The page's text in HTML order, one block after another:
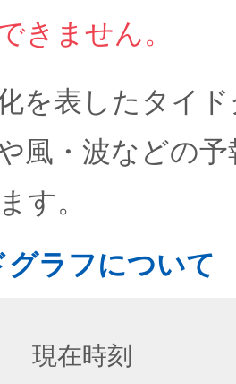
きません。
を表したタイ
風・波などの
す。
グラフについて
現在時刻